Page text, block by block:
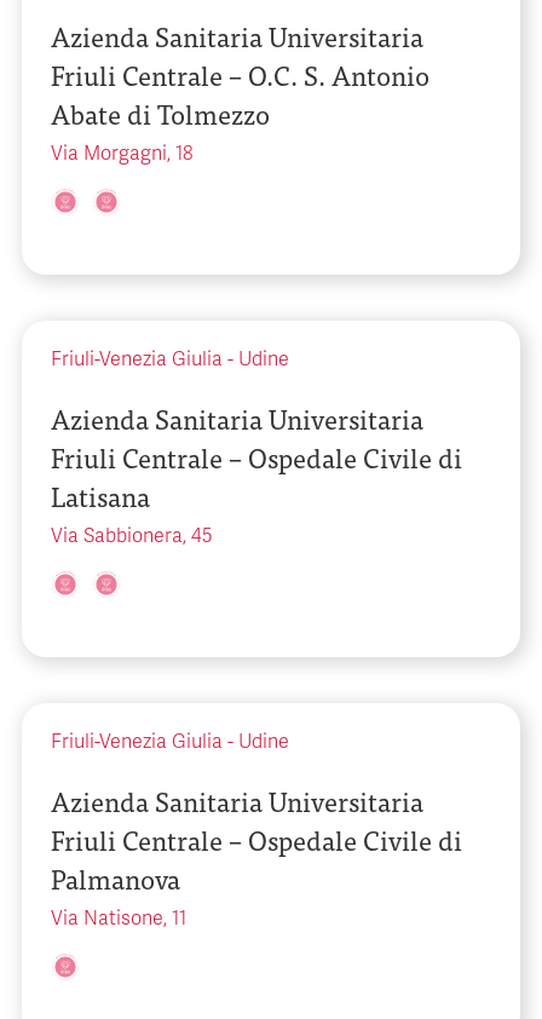
Azienda Sanitaria Universitaria
Friuli Centrale – O.C. S. Antonio
Abate di Tolmezzo
Via Morgagni, 18
Friuli-Venezia Giulia - Udine
Azienda Sanitaria Universitaria
Friuli Centrale – Ospedale Civile di
Latisana
Via Sabbionera, 45
Friuli-Venezia Giulia - Udine
Azienda Sanitaria Universitaria
Friuli Centrale – Ospedale Civile di
Palmanova
Via Natisone, 11